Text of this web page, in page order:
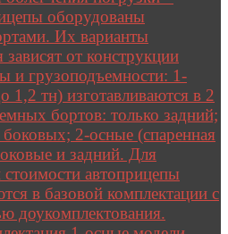
оборудованы
Их варианты
зависят от конструкции
и грузоподъемности: 1-
1,2 тн) изготавливаются в 2
бортов: только задний;
2-осные (спаренная
и задний. Для
автоприцепы
в базовой комплектации с
доукомплектования.